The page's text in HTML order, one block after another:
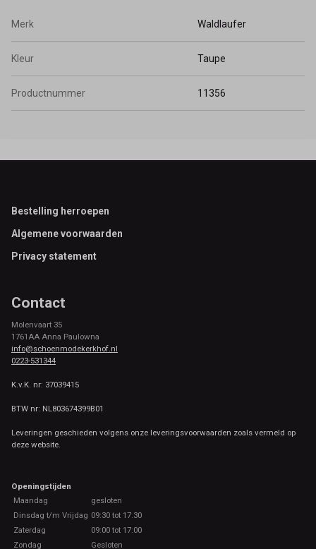
Merk Waldlaufer
Kleur Taupe
Productnummer 11356
Footer
Bestelling herroepen
Algemene voorwaarden
Privacy statement
Contact
Molenvaart 35
1761AA Anna Paulowna
info@schoenmodekerkhof.nl
0223-531344
K.v.K. nr: 37039415
BTW nr: NL803674399B01
Leveringen geschieden volgens onze leveringsvoorwaarden zoals vermeld op
deze website.
Openingstijden
Maandag
gesloten
Dinsdag t/m Vrijdag 09:30 tot 17.30
Zaterdag
09:00 tot 17:00
Zondag
Gesloten